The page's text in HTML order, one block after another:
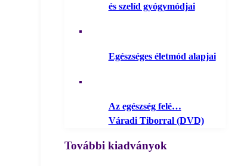
és szelíd gyógymódjai
Egészséges életmód alapjai
Az egészség felé…
Váradi Tiborral (DVD)
További kiadványok